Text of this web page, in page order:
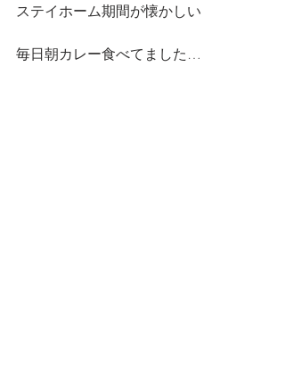
ステイホーム期間が懐かしい
毎日朝カレー食べてました…